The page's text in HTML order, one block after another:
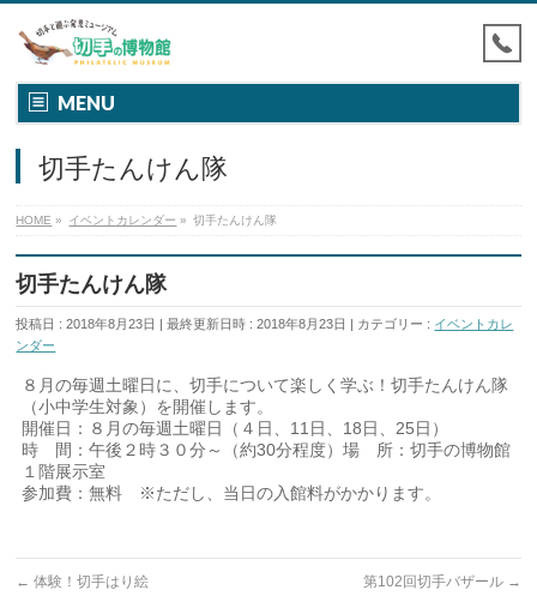
MENU
切手たんけん隊
HOME » イベントカレンダー » 切手たんけん隊
切手たんけん隊
投稿日 : 2018年8月23日 最終更新日時 : 2018年8月23日 カテゴリー : イベントカレ
ンダー
８月の毎週土曜日に、切手について楽しく学ぶ！切手たんけん隊
（小中学生対象）を開催します。
開催日：８月の毎週土曜日（４日、11日、18日、25日）
時 間：午後２時３０分～（約30分程度）場 所：切手の博物館
１階展示室
参加費：無料 ※ただし、当日の入館料がかかります。
← 体験！切手はり絵 第102回切手バザール →